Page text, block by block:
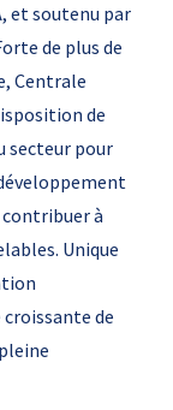
et soutenu par
de plus de
Centrale
de
secteur pour
à
Unique
de